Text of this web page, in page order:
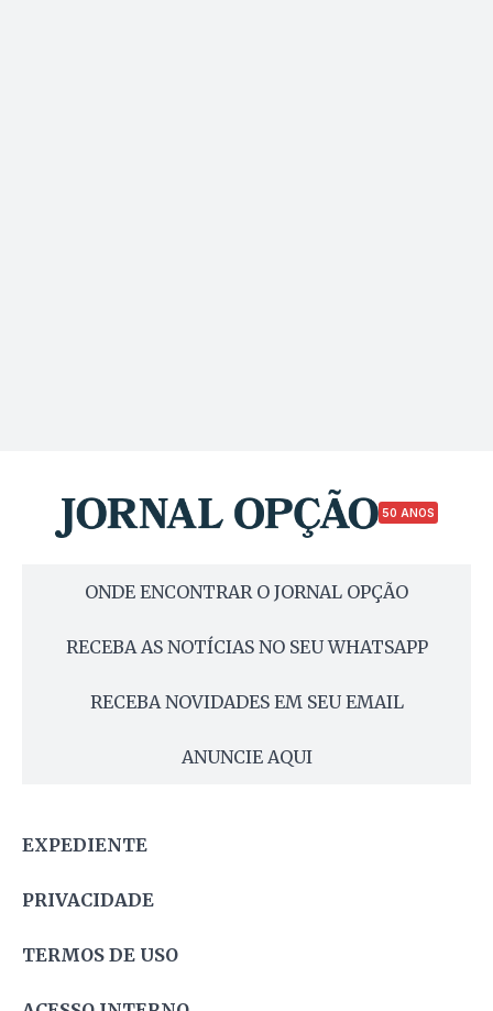
50 ANOS
ONDE ENCONTRAR O JORNAL OPÇÃO
RECEBA AS NOTÍCIAS NO SEU WHATSAPP
RECEBA NOVIDADES EM SEU EMAIL
ANUNCIE AQUI
EXPEDIENTE
PRIVACIDADE
TERMOS DE USO